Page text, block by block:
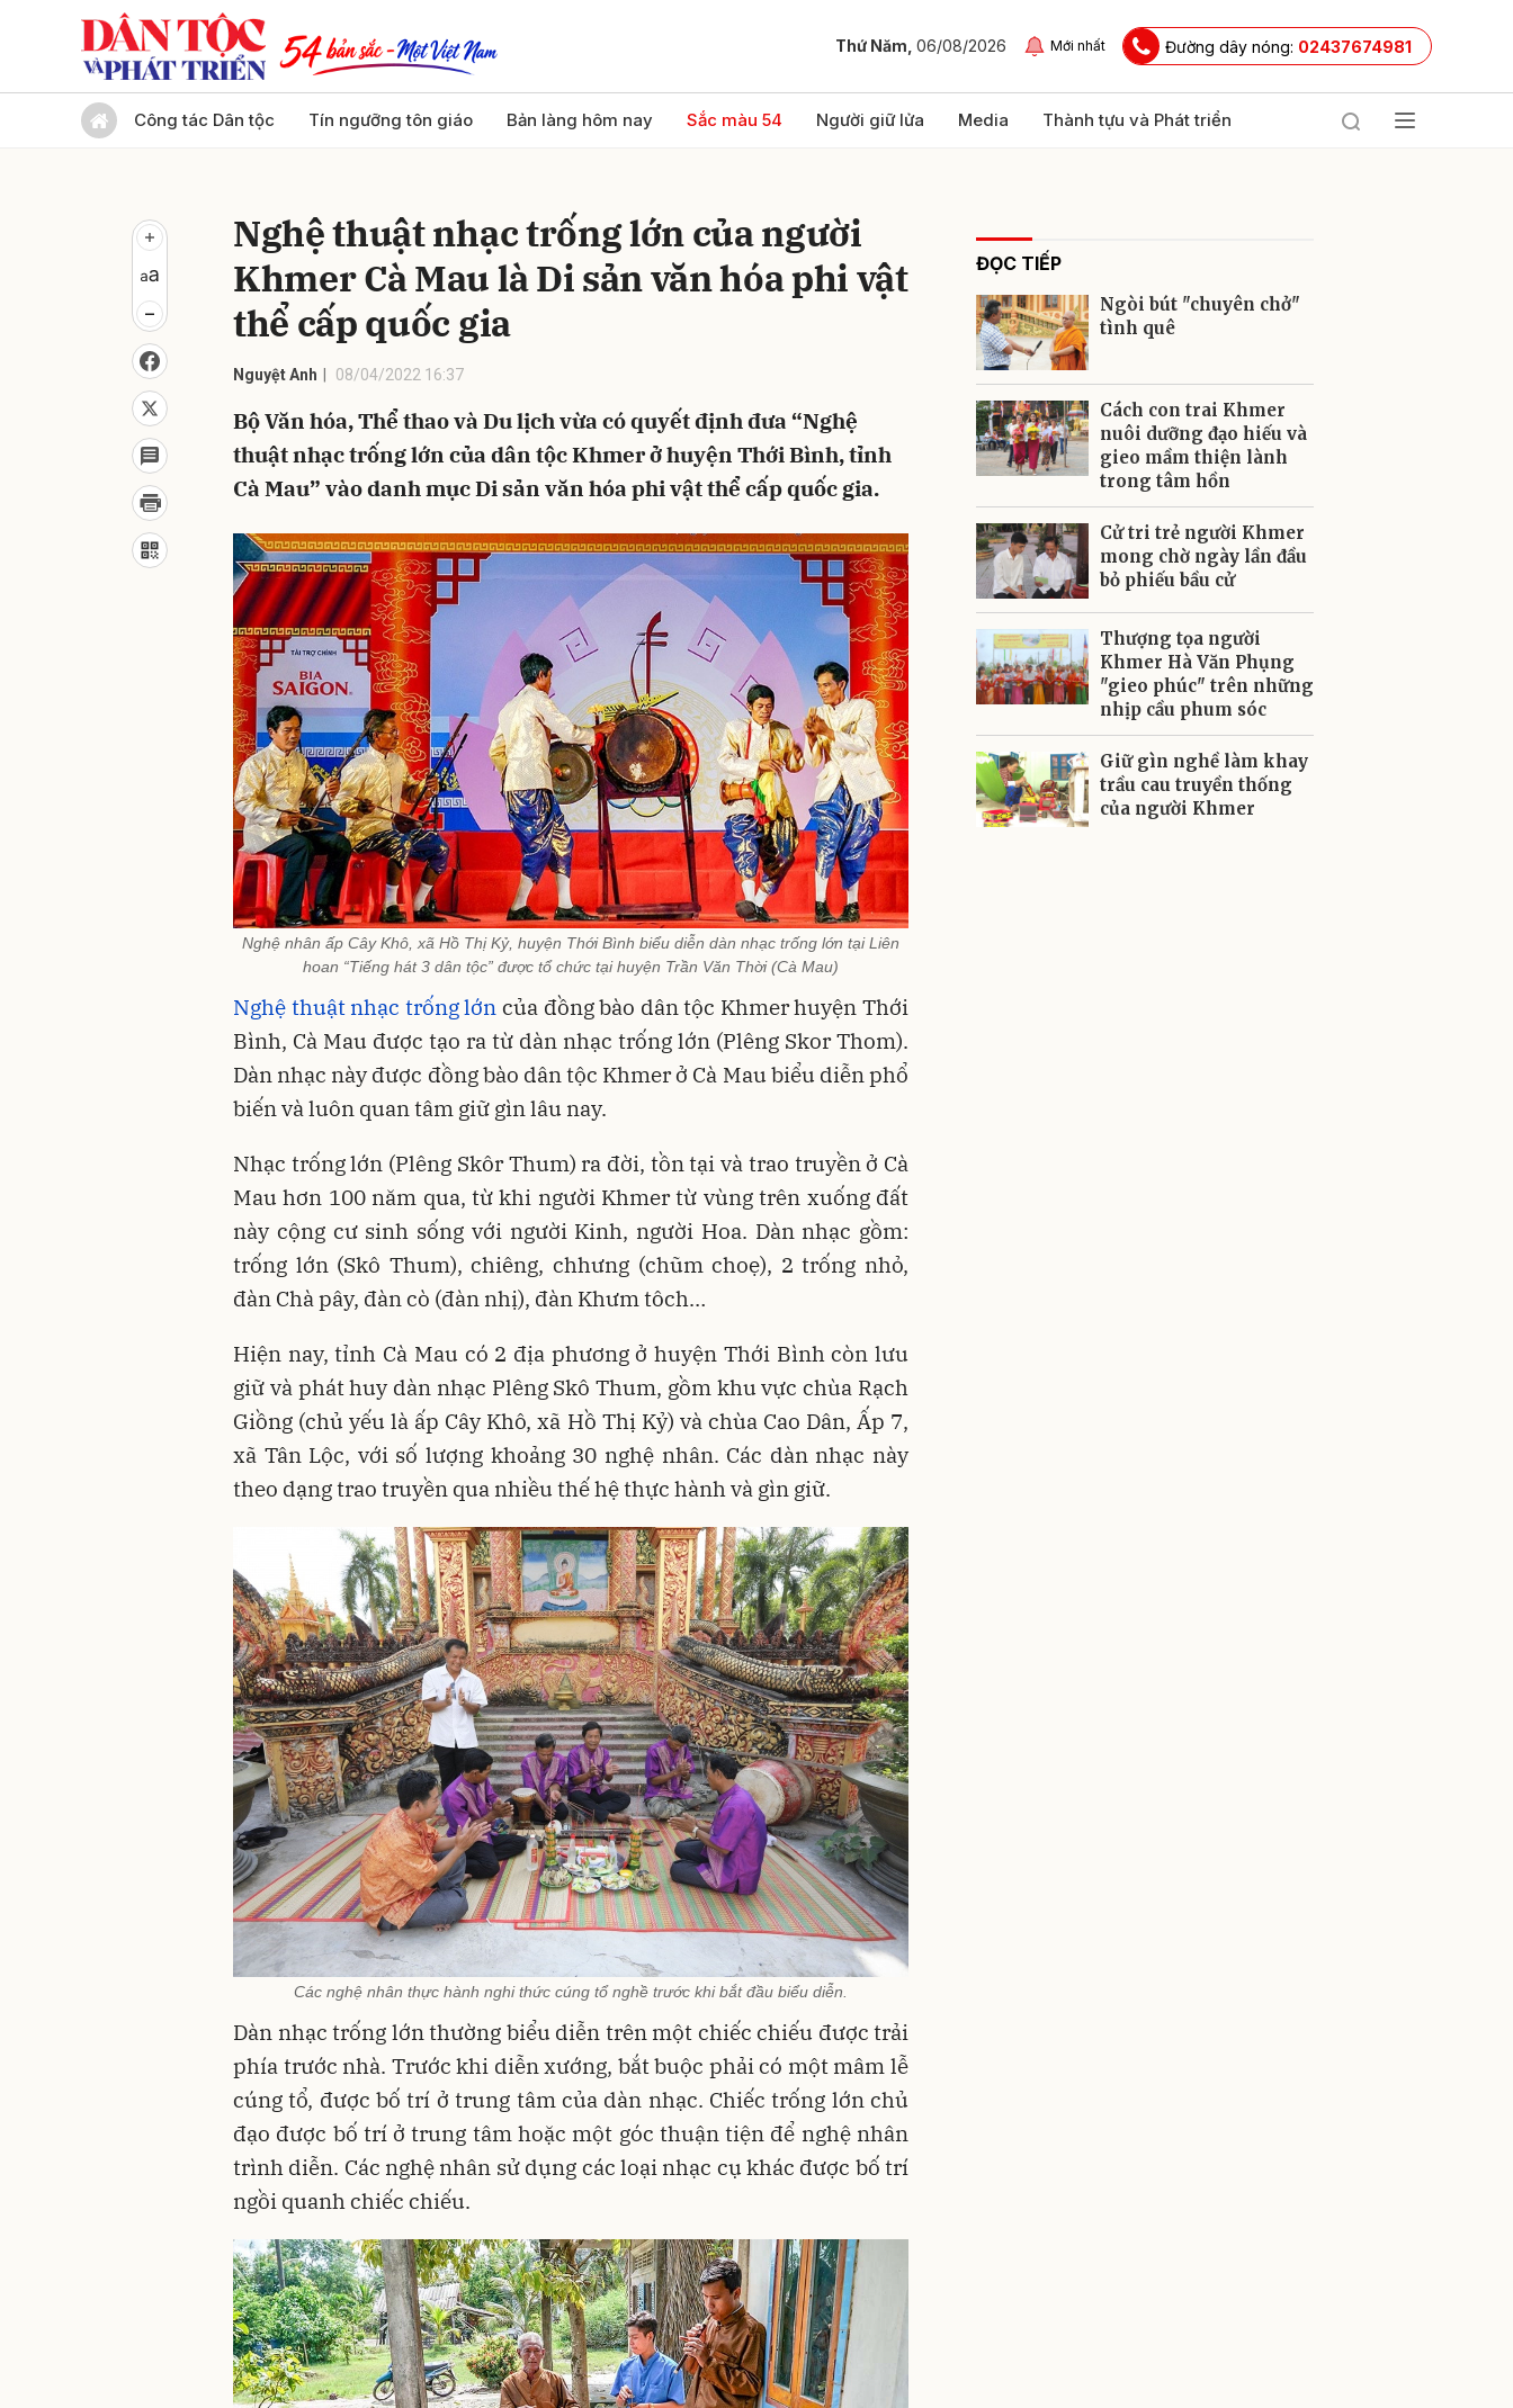
Thứ Năm, 06/08/2026 Mới nhất Đường dây nóng: 02437674981
Công tác Dân tộc Tín ngưỡng tôn giáo Bản làng hôm nay Sắc màu 54 Người giữ lửa Media Thành tựu và Phát triển
Nghệ thuật nhạc trống lớn của người
Khmer Cà Mau là Di sản văn hóa phi vật
thể cấp quốc gia
Nguyệt Anh 08/04/2022 16:37
Bộ Văn hóa, Thể thao và Du lịch vừa có quyết định đưa “Nghệ
thuật nhạc trống lớn của dân tộc Khmer ở huyện Thới Bình, tỉnh
Cà Mau” vào danh mục Di sản văn hóa phi vật thể cấp quốc gia.
Nghệ nhân ấp Cây Khô, xã Hồ Thị Kỷ, huyện Thới Bình biểu diễn dàn nhạc trống lớn tại Liên
hoan “Tiếng hát 3 dân tộc” được tổ chức tại huyện Trần Văn Thời (Cà Mau)
Nghệ thuật nhạc trống lớn của đồng bào dân tộc Khmer huyện Thới
Bình, Cà Mau được tạo ra từ dàn nhạc trống lớn (Plêng Skor Thom).
Dàn nhạc này được đồng bào dân tộc Khmer ở Cà Mau biểu diễn phổ
biến và luôn quan tâm giữ gìn lâu nay.
Nhạc trống lớn (Plêng Skôr Thum) ra đời, tồn tại và trao truyền ở Cà
Mau hơn 100 năm qua, từ khi người Khmer từ vùng trên xuống đất
này cộng cư sinh sống với người Kinh, người Hoa. Dàn nhạc gồm:
trống lớn (Skô Thum), chiêng, chhưng (chũm choẹ), 2 trống nhỏ,
đàn Chà pây, đàn cò (đàn nhị), đàn Khưm tôch…
Hiện nay, tỉnh Cà Mau có 2 địa phương ở huyện Thới Bình còn lưu
giữ và phát huy dàn nhạc Plêng Skô Thum, gồm khu vực chùa Rạch
Giồng (chủ yếu là ấp Cây Khô, xã Hồ Thị Kỷ) và chùa Cao Dân, Ấp 7,
xã Tân Lộc, với số lượng khoảng 30 nghệ nhân. Các dàn nhạc này
theo dạng trao truyền qua nhiều thế hệ thực hành và gìn giữ.
Các nghệ nhân thực hành nghi thức cúng tổ nghề trước khi bắt đầu biểu diễn.
Dàn nhạc trống lớn thường biểu diễn trên một chiếc chiếu được trải
phía trước nhà. Trước khi diễn xướng, bắt buộc phải có một mâm lễ
cúng tổ, được bố trí ở trung tâm của dàn nhạc. Chiếc trống lớn chủ
đạo được bố trí ở trung tâm hoặc một góc thuận tiện để nghệ nhân
trình diễn. Các nghệ nhân sử dụng các loại nhạc cụ khác được bố trí
ngồi quanh chiếc chiếu.
ĐỌC TIẾP
Ngòi bút "chuyên chở"
tình quê
Cách con trai Khmer
nuôi dưỡng đạo hiếu và
gieo mầm thiện lành
trong tâm hồn
Cử tri trẻ người Khmer
mong chờ ngày lần đầu
bỏ phiếu bầu cử
Thượng tọa người
Khmer Hà Văn Phụng
"gieo phúc" trên những
nhịp cầu phum sóc
Giữ gìn nghề làm khay
trầu cau truyền thống
của người Khmer
Gửi bình luận
Gửi